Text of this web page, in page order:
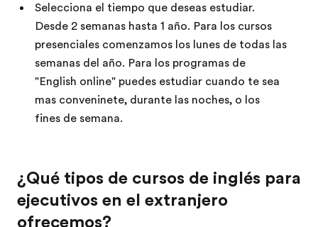
Selecciona el tiempo que deseas estudiar.
Desde 2 semanas hasta 1 año. Para los cursos
presenciales comenzamos los lunes de todas las
semanas del año. Para los programas de
"English online" puedes estudiar cuando te sea
mas conveninete, durante las noches, o los
fines de semana.
¿Qué tipos de cursos de inglés para
ejecutivos en el extranjero
ofrecemos?